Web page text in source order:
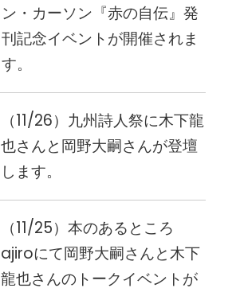
ン・カーソン『赤の自伝』発
刊記念イベントが開催されま
す。
（11/26）九州詩人祭に木下龍
也さんと岡野大嗣さんが登壇
します。
（11/25）本のあるところ
ajiroにて岡野大嗣さんと木下
龍也さんのトークイベントが